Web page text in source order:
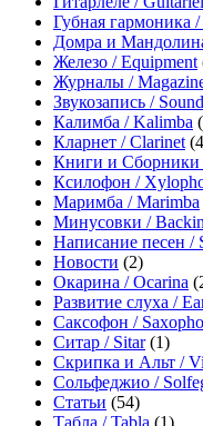
Губная гармоника
Домра и
Железо / Equipment
Журналы /
Звукозапись /
Калимба / Kalimba
Кларнет / Clarinet
Книги и Сборники
Ксилофон /
Маримба / Marimba
Минусовки /
Написание песен /
Новости (2)
Окарина / Ocarina
Развитие слуха /
Саксофон /
Ситар / Sitar(1)
Скрипка и Альт /
Сольфеджио /
Статьи (54)
Табла / Tabla (1)